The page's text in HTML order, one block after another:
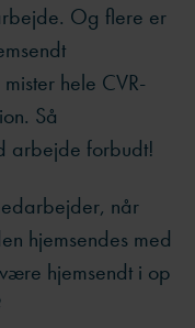
Og flere er
hele CVR-
Så
arbejde forbudt!
når
hjemsendes med
hjemsendt i op